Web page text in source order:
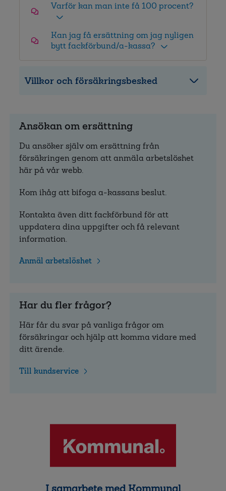
Varför kan man inte få 100 procent?
Kan jag få ersättning om jag nyligen
bytt fackförbund/a-kassa?
Villkor och försäkringsbesked
Ansökan om ersättning
Du ansöker själv om ersättning från
försäkringen genom att anmäla arbetslöshet
här på vår webb.
Kom ihåg att bifoga a-kassans beslut.
Kontakta även ditt fackförbund för att
uppdatera dina uppgifter och få relevant
information.
Anmäl arbetslöshet
Har du fler frågor?
Här får du svar på vanliga frågor om
försäkringar och hjälp att komma vidare med
ditt ärende.
Till kundservice